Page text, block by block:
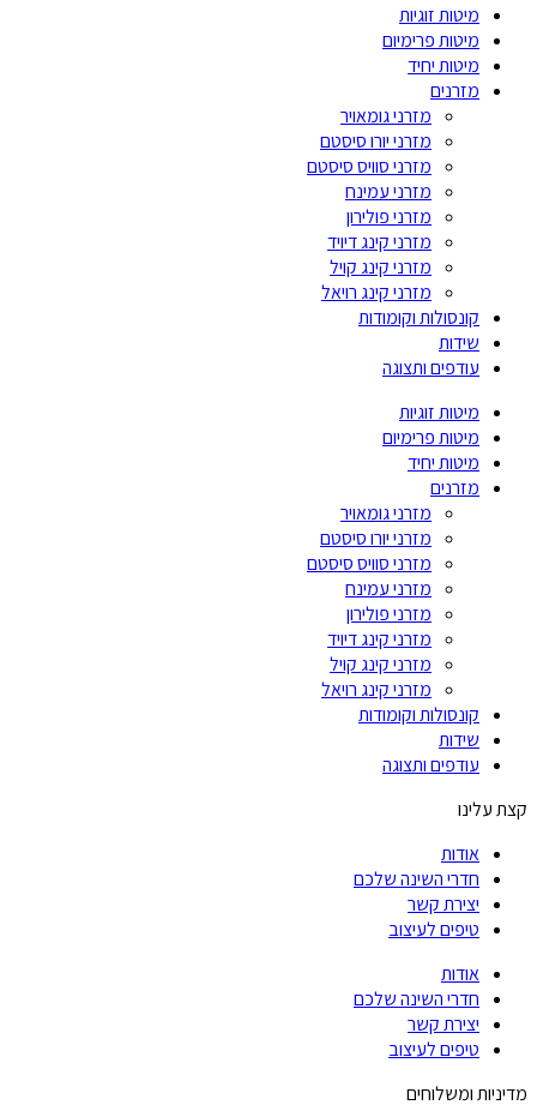
מיטות זוגיות
מיטות פרימיום
מיטות יחיד
מזרנים
מזרני גומאויר
מזרני יורו סיסטם
מזרני סוויס סיסטם
מזרני עמינח
מזרני פולירון
מזרני קינג דיויד
מזרני קינג קויל
מזרני קינג רויאל
קונסולות וקומודות
שידות
עודפים ותצוגה
מיטות זוגיות
מיטות פרימיום
מיטות יחיד
מזרנים
מזרני גומאויר
מזרני יורו סיסטם
מזרני סוויס סיסטם
מזרני עמינח
מזרני פולירון
מזרני קינג דיויד
מזרני קינג קויל
מזרני קינג רויאל
קונסולות וקומודות
שידות
עודפים ותצוגה
קצת עלינו
אודות
חדרי השינה שלכם
יצירת קשר
טיפים לעיצוב
אודות
חדרי השינה שלכם
יצירת קשר
טיפים לעיצוב
מדיניות ומשלוחים